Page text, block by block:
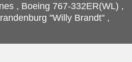
, Boeing 767-332ER(WL) ,
"Willy Brandt" ,